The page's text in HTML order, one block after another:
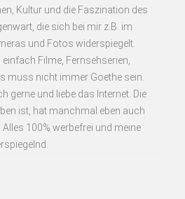
Kultur und die Faszination des
die sich bei mir z.B. im
und Fotos widerspiegelt.
Filme, Fernsehserien,
muss nicht immer Goethe sein.
gerne und liebe das Internet. Die
ist, hat manchmal eben auch
Alles 100% werbefrei und meine